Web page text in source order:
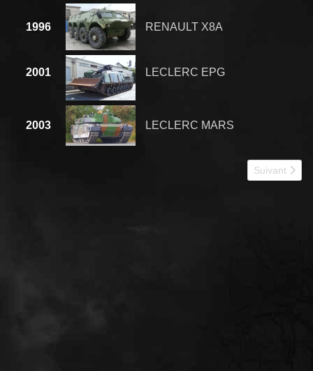
1996 RENAULT X8A
2001 LECLERC EPG
2003 LECLERC MARS
Article
Suivant